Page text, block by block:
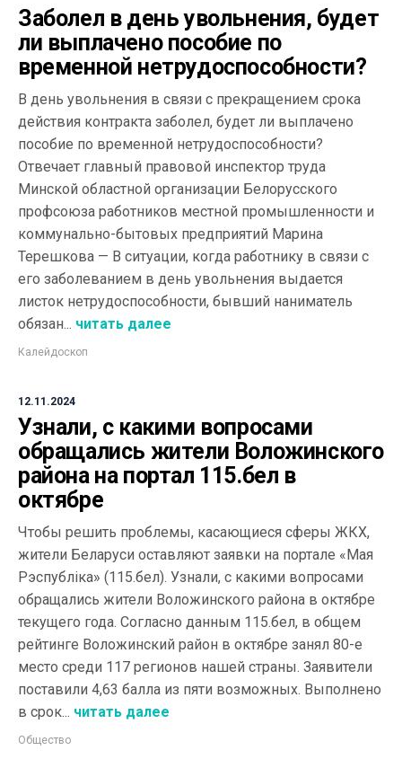
Заболел в день увольнения, будет
ли выплачено пособие по
временной нетрудоспособности?
В день увольнения в связи с прекращением срока
действия контракта заболел, будет ли выплачено
пособие по временной нетрудоспособности?
Отвечает главный правовой инспектор труда
Минской областной организации Белорусского
профсоюза работников местной промышленности и
коммунально-бытовых предприятий Марина
Терешкова — В ситуации, когда работнику в связи с
его заболеванием в день увольнения выдается
листок нетрудоспособности, бывший наниматель
обязан... читать далее
Калейдоскоп
12.11.2024
Узнали, с какими вопросами
обращались жители Воложинского
района на портал 115.бел в
октябре
Чтобы решить проблемы, касающиеся сферы ЖКХ,
жители Беларуси оставляют заявки на портале «Мая
Рэспублiка» (115.бел). Узнали, с какими вопросами
обращались жители Воложинского района в октябре
текущего года. Согласно данным 115.бел, в общем
рейтинге Воложинский район в октябре занял 80-е
место среди 117 регионов нашей страны. Заявители
поставили 4,63 балла из пяти возможных. Выполнено
в срок... читать далее
Общество